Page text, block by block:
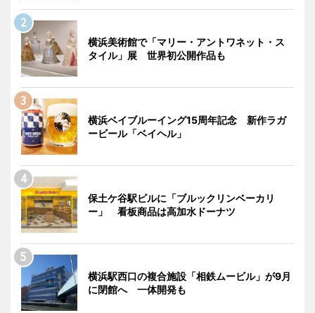
横浜美術館で「マリー・アントワネット・ス
タイル」展 世界初公開作品も
横浜ベイブルーイング15周年記念 新作ラガ
ービール「ベイヘル」
保土ケ谷駅ビルに「ブルックリンベーカリ
ー」 看板商品は高加水ドーナツ
横浜駅西口の複合施設「相鉄ムービル」が9月
に閉館へ 一体開発も